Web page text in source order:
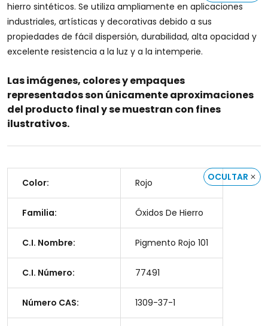
hierro sintéticos. Se utiliza ampliamente en aplicaciones
industriales, artísticas y decorativas debido a sus
propiedades de fácil dispersión, durabilidad, alta opacidad y
excelente resistencia a la luz y a la intemperie.
Las imágenes, colores y empaques
representados son únicamente aproximaciones
del producto final y se muestran con fines
ilustrativos.
OCULTAR
Color: Rojo
Familia: Óxidos De Hierro
C.I. Nombre: Pigmento Rojo 101
C.I. Número: 77491
Número CAS: 1309-37-1